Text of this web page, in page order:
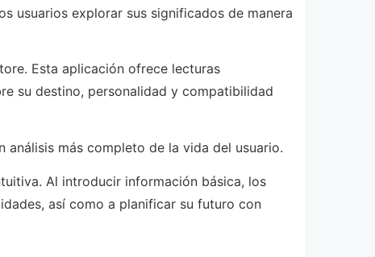
usuarios explorar sus significados de manera
Esta aplicación ofrece lecturas
su destino, personalidad y compatibilidad
análisis más completo de la vida del usuario.
Al introducir información básica, los
así como a planificar su futuro con